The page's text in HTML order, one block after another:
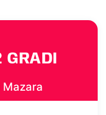
Mazara